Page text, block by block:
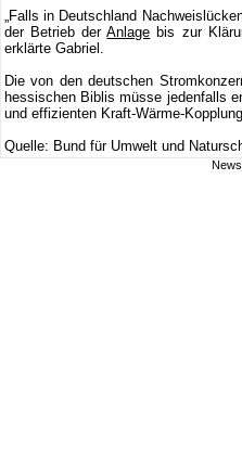
„Falls in Deutschland
der Betrieb derAnlage bis zur
erklärte Gabriel.
Die von den deutschen
hessischen Biblis müsse jedenfalls
und effizienten Kraft-Wärme-
Quelle: Bund für Umwelt und